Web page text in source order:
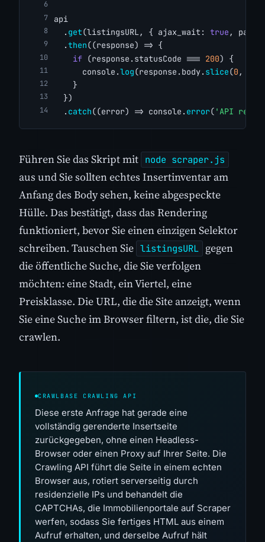
api
  .
get(listingsURL, { ajax_wait: true ,
  .
then((response) => {
if (response.statusCode === 200) {
      console.
log(response.body. slice(0 ,
    }
  })
  .
catch((error) => console. error( 'API
Führen Sie das Skript mit node scraper.js
aus und Sie sollten echtes Insertinventar am
Anfang des Body sehen, keine abgespeckte
Hülle. Das bestätigt, dass das Rendering
funktioniert, bevor Sie einen einzigen Selektor
schreiben. Tauschen Sie listingsURL gegen
die öffentliche Suche, die Sie verfolgen
möchten: eine Stadt, ein Viertel, eine
Preisklasse. Die URL, die die Site anzeigt, wenn
Sie eine Suche im Browser filtern, ist die, die Sie
crawlen.
CRAWLBASE CRAWLING API
Diese erste Anfrage hat gerade eine
vollständig gerenderte Insertseite
zurückgegeben, ohne einen Headless-
Browser oder einen Proxy auf Ihrer Seite. Die
Crawling API führt die Seite in einem echten
Browser aus, rotiert serverseitig durch
residenzielle IPs und behandelt die
CAPTCHAs, die Immobilienportale auf Scraper
werfen, sodass Sie fertiges HTML aus einem
Aufruf erhalten, und derselbe Aufruf hält